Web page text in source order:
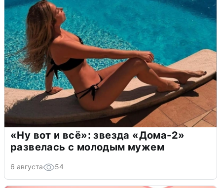
«Ну вот и всё»: звезда «Дома-2»
развелась с молодым мужем
6 августа 54